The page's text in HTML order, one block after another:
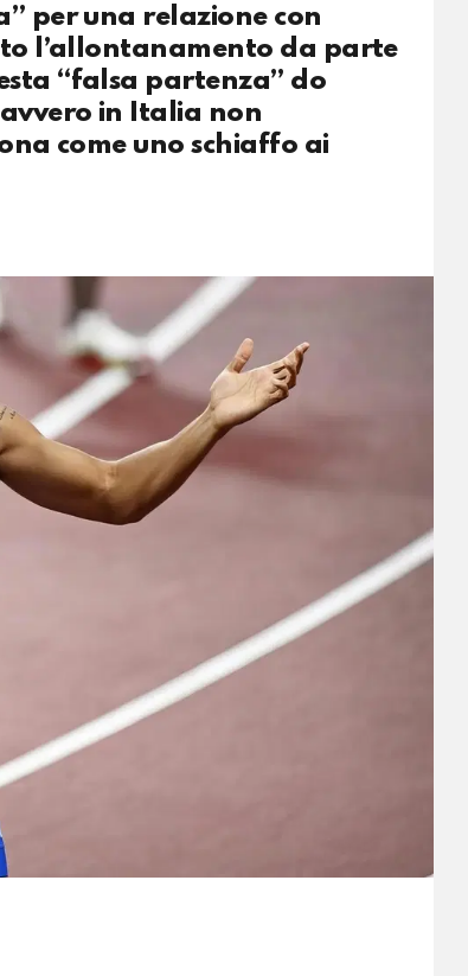
per una relazione con
l’allontanamento da parte
“falsa partenza” do
in Italia non
come uno schiaffo ai